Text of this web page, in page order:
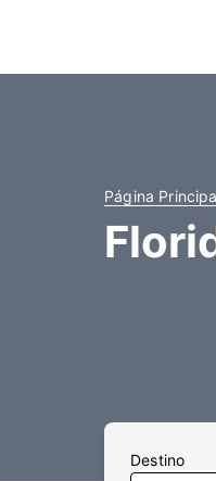
Página
Destino